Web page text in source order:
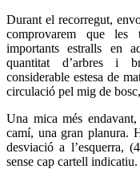
Durant el recorregut,
comprovarem que les
importants estralls en
quantitat d’arbres i
considerable estesa de
circulació pel mig de
Una mica més
camí, una gran planura.
desviació a l’esquerra,
sense cap cartell indicatiu.